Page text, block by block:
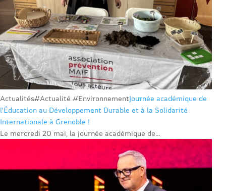
Actualités#Actualité #EnvironnementJournée académique de
l’Éducation au Développement Durable et à la Solidarité
Internationale à Grenoble !
Le mercredi 20 mai, la journée académique de...